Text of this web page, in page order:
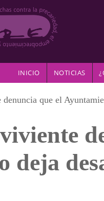
INICIO NOTICIAS
aquí
que el
deja